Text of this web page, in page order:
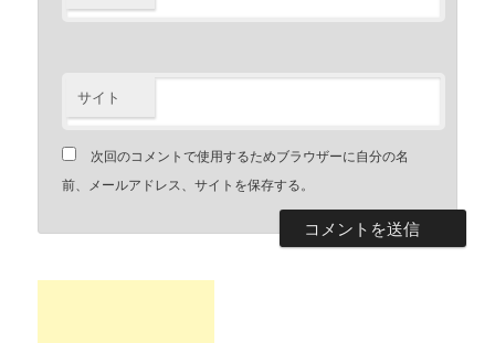
サイト
次回のコメントで使用するためブラウザーに自分の名
前、メールアドレス、サイトを保存する。